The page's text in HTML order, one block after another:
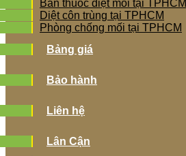
Bán thuốc diệt mối tại TPHCM
Diệt côn trùng tại TPHCM
Phòng chống mối tại TPHCM
Bảng giá
Bảo hành
Liên hệ
Lân Cận